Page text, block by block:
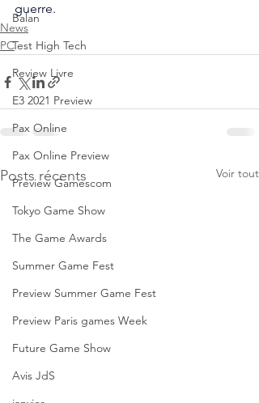
Balan
Test High Tech
Review Livre
E3 2021 Preview
Pax Online
Pax Online Preview
Preview Gamescom
Tokyo Game Show
The Game Awards
Summer Game Fest
Preview Summer Game Fest
Preview Paris games Week
Future Game Show
Avis JdS
guerre.
News
PC
Posts récents Voir tout